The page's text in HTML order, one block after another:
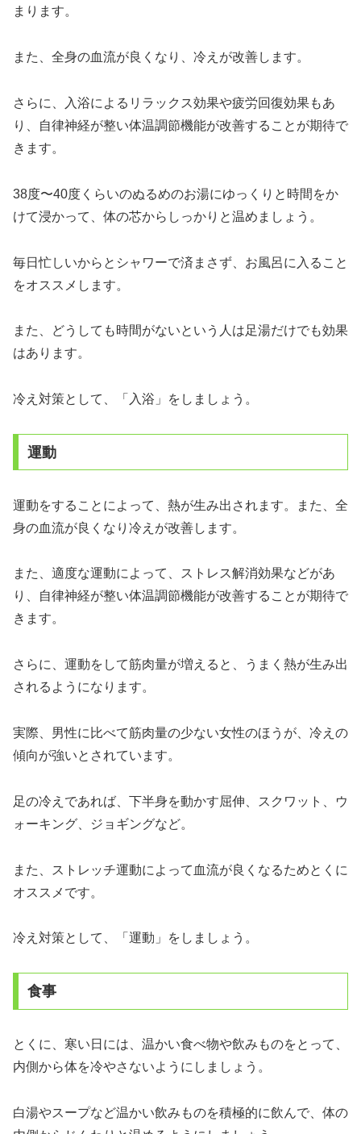
まります。
また、全身の血流が良くなり、冷えが改善します。
さらに、入浴によるリラックス効果や疲労回復効果もあ
り、自律神経が整い体温調節機能が改善することが期待で
きます。
38度〜40度くらいのぬるめのお湯にゆっくりと時間をか
けて浸かって、体の芯からしっかりと温めましょう。
毎日忙しいからとシャワーで済まさず、お風呂に入ること
をオススメします。
また、どうしても時間がないという人は足湯だけでも効果
はあります。
冷え対策として、「入浴」をしましょう。
運動
運動をすることによって、熱が生み出されます。また、全
身の血流が良くなり冷えが改善します。
また、適度な運動によって、ストレス解消効果などがあ
り、自律神経が整い体温調節機能が改善することが期待で
きます。
さらに、運動をして筋肉量が増えると、うまく熱が生み出
されるようになります。
実際、男性に比べて筋肉量の少ない女性のほうが、冷えの
傾向が強いとされています。
足の冷えであれば、下半身を動かす屈伸、スクワット、ウ
ォーキング、ジョギングなど。
また、ストレッチ運動によって血流が良くなるためとくに
オススメです。
冷え対策として、「運動」をしましょう。
食事
とくに、寒い日には、温かい食べ物や飲みものをとって、
内側から体を冷やさないようにしましょう。
白湯やスープなど温かい飲みものを積極的に飲んで、体の